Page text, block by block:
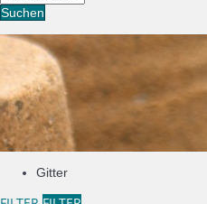
Suchen
Gitter